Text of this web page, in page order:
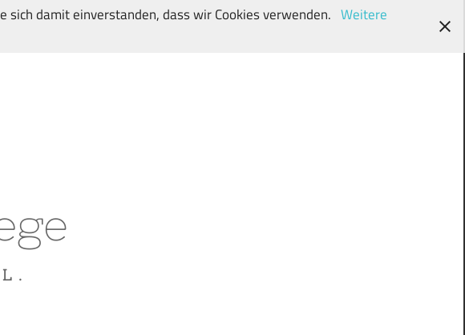
damit einverstanden, dass wir Cookies verwenden. Weitere